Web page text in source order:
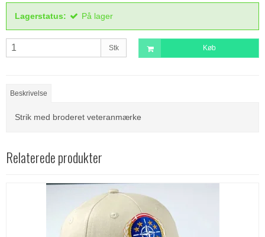
Lagerstatus: På lager
Stk Køb
Beskrivelse
Strik med broderet veteranmærke
Relaterede produkter